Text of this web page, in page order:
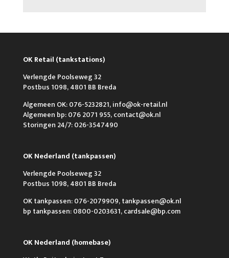
OK Retail (tankstations)
Verlengde Poolseweg 32
Postbus 1098, 4801 BB Breda
Algemeen OK: 076-5232821, info@ok-retail.nl
Algemeen bp: 076 2071 955, contact@ok.nl
Storingen 24/7: 026-3547490
OK Nederland (tankpassen)
Verlengde Poolseweg 32
Postbus 1098, 4801 BB Breda
OK tankpassen: 076-2079909, tankpassen@ok.nl
bp tankpassen: 0800-0203631, cardsale@bp.com
OK Nederland (homebase)